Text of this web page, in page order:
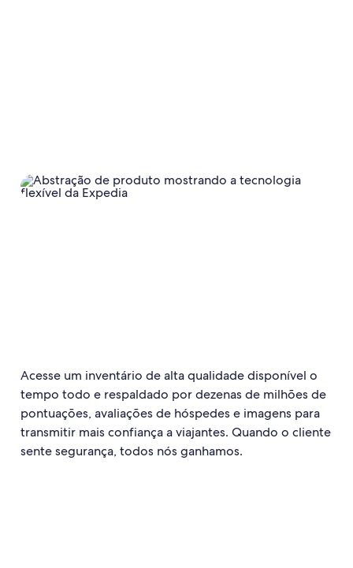
Acesse um inventário de alta qualidade disponível o
tempo todo e respaldado por dezenas de milhões de
pontuações, avaliações de hóspedes e imagens para
transmitir mais confiança a viajantes. Quando o cliente
sente segurança, todos nós ganhamos.